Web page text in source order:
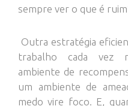
sempre ver o que é
Outra estratégia
trabalho cada vez
ambiente de
um ambiente de
medo vire foco. E,